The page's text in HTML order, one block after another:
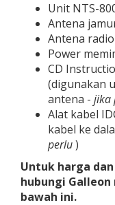
Unit NTS-
Antena
Antena
Power
CD
(digunakan
antena - jika
Alat kabel
kabel ke
perlu)
Untuk harga
hubungi
bawah ini.